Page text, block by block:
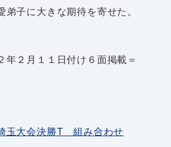
弟子に大きな期待を寄せた。
年２月１１日付け６面掲載＝
玉大会決勝T 組み合わせ